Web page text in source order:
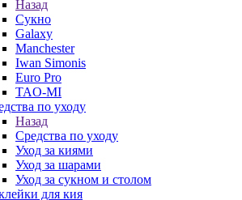
Назад
Сукно
Galaxy
Manchester
Iwan Simonis
Euro Pro
TAO-MI
по уходу
Назад
Средства по уходу
Уход за киями
Уход за шарами
Уход за сукном и столом
для кия